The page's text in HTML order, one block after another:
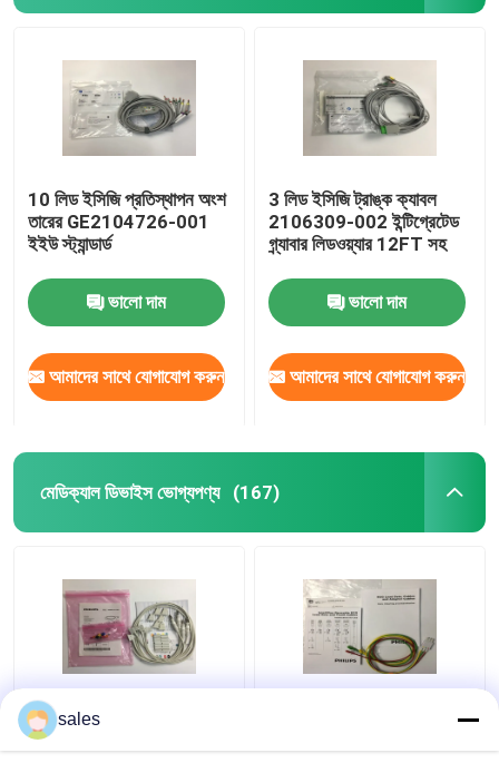
10 লিড ইসিজি প্রতিস্থাপন অংশ
তারের GE2104726-001
ইইউ স্ট্যান্ডার্ড
ভালো দাম
আমাদের সাথে যোগাযোগ করুন
3 লিড ইসিজি ট্রাঙ্ক ক্যাবল
2106309-002 ইন্টিগ্রেটেড
গ্র্যাবার লিডওয়্যার 12FT সহ
ভালো দাম
আমাদের সাথে যোগাযোগ করুন
মেডিক্যাল ডিভাইস ভোগ্যপণ্য (167)
989803151761 মেডিকেল
ডিভাইস Consumables 4
sales